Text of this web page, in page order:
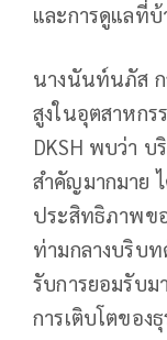
และการดูแลที่
นางนันท์นภัส ก
สูงในอุตสาหก
DKSH พบว่า
สำคัญมากมาย
ประสิทธิภาพข
ท่ามกลางบริบท
รับการยอมรับ
การเติบโตของ